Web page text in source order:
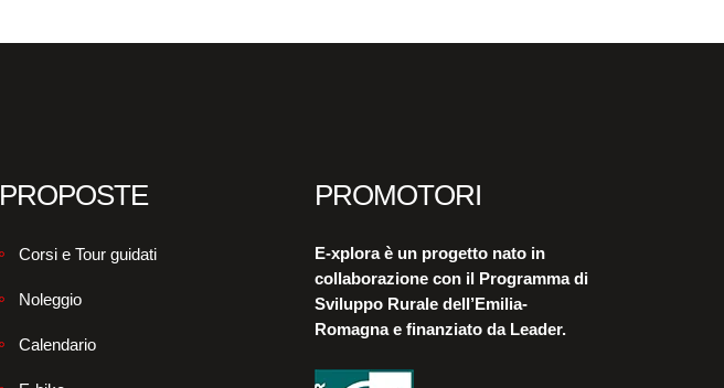
PROPOSTE
Corsi e Tour guidati
Noleggio
Calendario
PROMOTORI
E-xplora è un progetto nato in
collaborazione con il Programma di
Sviluppo Rurale dell’Emilia-
Romagna e finanziato da Leader.